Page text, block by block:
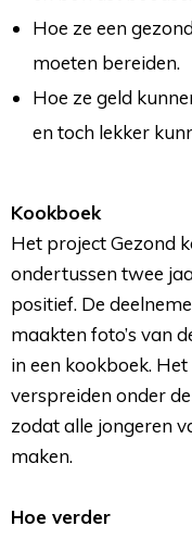
Hoe ze een
moeten bereiden.
Hoe ze geld
en toch lekker
Kookboek
Het project Gezond
ondertussen twee
positief. De
maakten foto’s van
in een kookboek.
verspreiden onder
zodat alle jongeren
maken.
Hoe verder